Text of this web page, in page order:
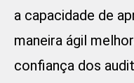
a capacidade de
maneira ágil
confiança dos